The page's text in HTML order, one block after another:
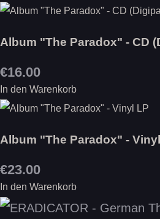
Album "The Paradox" - CD
€16.00
In den Warenkorb
Album "The Paradox" -
€23.00
In den Warenkorb